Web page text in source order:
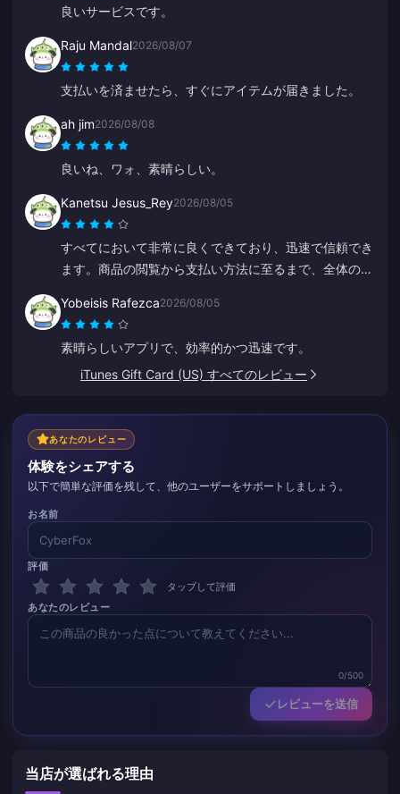
良いサービスです。
Raju Mandal2026/08/07
支払いを済ませたら、すぐにアイテムが届きました。
ah jim2026/08/08
良いね、ワォ、素晴らしい。
Kanetsu Jesus_Rey2026/08/05
すべてにおいて非常に良くできており、迅速で信頼でき
ます。商品の閲覧から支払い方法に至るまで、全体のレ
げるようになっています。
Yobeisis Rafezca2026/08/05
素晴らしいアプリで、効率的かつ迅速です。
iTunes Gift Card (US) すべてのレビュー
あなたのレビュー
体験をシェアする
以下で簡単な評価を残して、他のユーザーをサポートしましょう。
お名前
評価
タップして評価
あなたのレビュー
0/500
レビューを送信
当店が選ばれる理由